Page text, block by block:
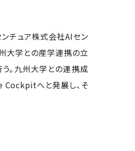
チュア株式会社AIセン
大学との産学連携の立
。九州大学との連携成
へと発展し、そ